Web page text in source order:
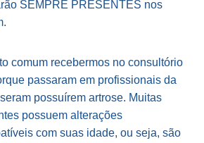
SEMPRE PRESENTES nos
comum recebermos no consultório
passaram em profissionais da
possuírem artrose. Muitas
possuem alterações
com suas idade, ou seja, são